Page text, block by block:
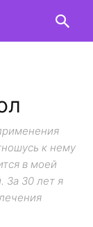
к нему
в моей
За 30 лет я